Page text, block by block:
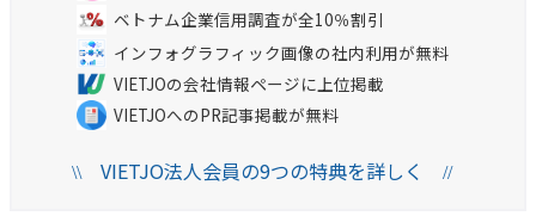
ベトナム企業信用調査が全10％割引
インフォグラフィック画像の社内利用が無料
VIETJOの会社情報ページに上位掲載
VIETJOへのPR記事掲載が無料
\\VIETJO法人会員の9つの特典を詳しく //